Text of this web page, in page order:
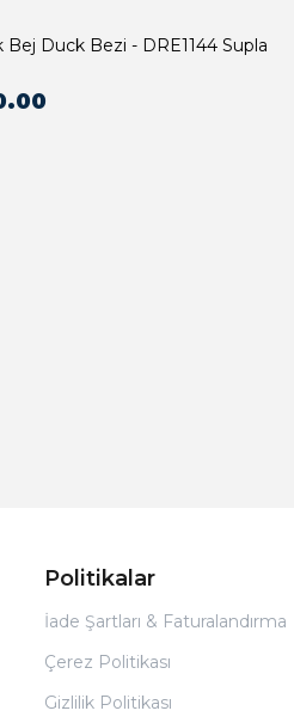
Bej Duck Bezi - DRE1144 Supla
Politikalar
İade Şartları & Faturalandırma
Çerez Politikası
Gizlilik Politikası